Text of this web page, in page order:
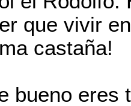
que vivir
castaña!
bueno eres